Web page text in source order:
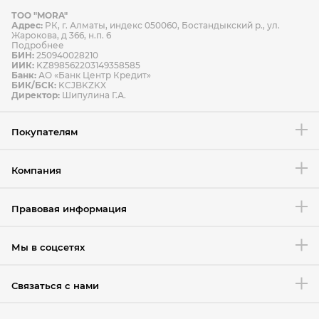
Способы оплаты Способы доставки
Условия возврата товара
ТОО "MORA"
Адрес: РК, г. Алматы, индекс 050060, Бостандыкский р., ул.
Жарокова, д 366, н.п. 6
Подробнее
БИН: 250940028210
ИИК: KZ898562203149358585
Банк: АО «Банк Центр Кредит»
БИК/БСК: KCJBKZKX
Директор: Шипулина Г.А.
Покупателям
Компания
Правовая информация
Мы в соцсетях
Связаться с нами